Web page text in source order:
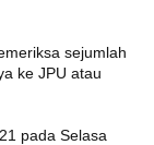
sejumlah
ke JPU atau
pada Selasa